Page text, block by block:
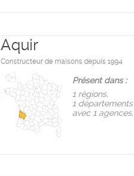
Aquir
Constructeur de maisons depuis 1994
Présent dans :
1 règions,
1 départements
avec 1 agences.